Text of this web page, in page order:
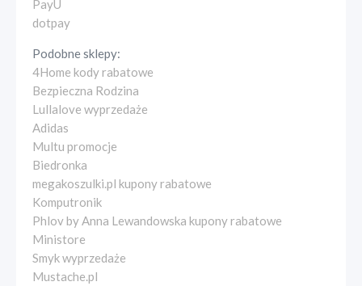
PayU
dotpay
Podobne sklepy:
4Home kody rabatowe
Bezpieczna Rodzina
Lullalove wyprzedaże
Adidas
Multu promocje
Biedronka
megakoszulki.pl kupony rabatowe
Komputronik
Phlov by Anna Lewandowska kupony rabatowe
Ministore
Smyk wyprzedaże
Mustache.pl